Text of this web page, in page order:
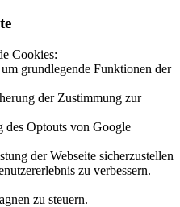
Cookies:
grundlegende Funktionen der
der Zustimmung zur
des Optouts von Google
der Webseite sicherzustellen
zu verbessern.
zu steuern.